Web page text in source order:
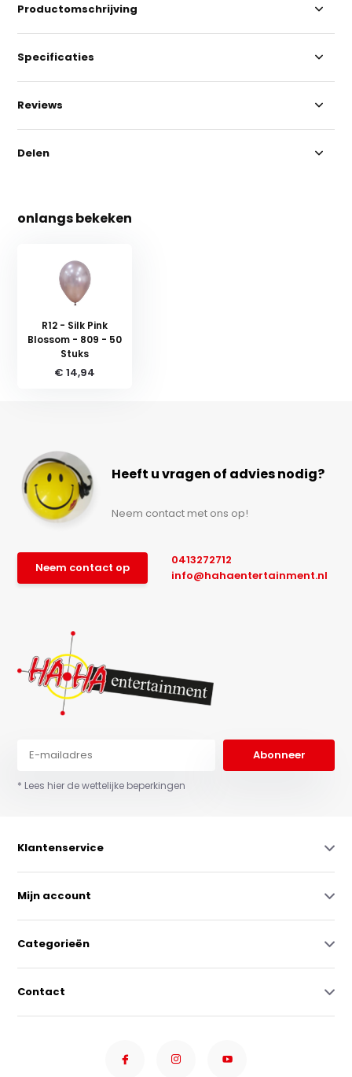
Productomschrijving
Specificaties
Reviews
Delen
onlangs bekeken
R12 - Silk Pink
Blossom - 809 - 50
Stuks
€ 14,94
Heeft u vragen of advies nodig?
Neem contact met ons op!
Neem contact op
0413272712
info@hahaentertainment.nl
Abonneer
* Lees hier de wettelijke beperkingen
Klantenservice
Mijn account
Categorieën
Contact